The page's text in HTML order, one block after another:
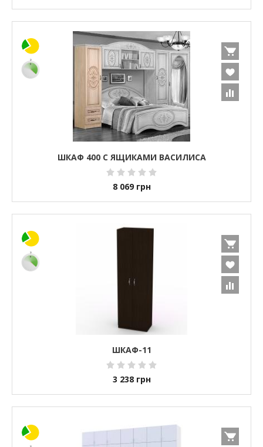
ШКАФ 400 С ЯЩИКАМИ ВАСИЛИСА
8 069 грн
ШКАФ-11
3 238 грн